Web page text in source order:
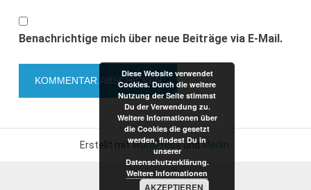
Benachrichtige mich über neue Beiträge via E-Mail.
Erstellt mitWordPressundMerlin
Diese Website verwendet
Cookies. Durch die weitere
Nutzung der Seite stimmst
Du der Verwendung zu.
Weitere Informationen über
die Cookies die gesetzt
werden, findest Du in
unserer
Datenschutzerklärung.
Weitere Informationen
AKZEPTIEREN